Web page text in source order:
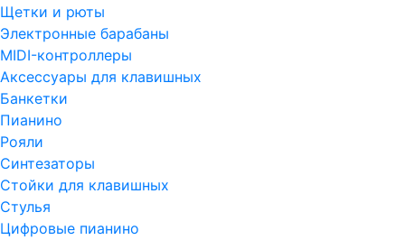
Щетки и рюты
Электронные барабаны
MIDI-контроллеры
Аксессуары для клавишных
Банкетки
Пианино
Рояли
Синтезаторы
Стойки для клавишных
Стулья
Цифровые пианино